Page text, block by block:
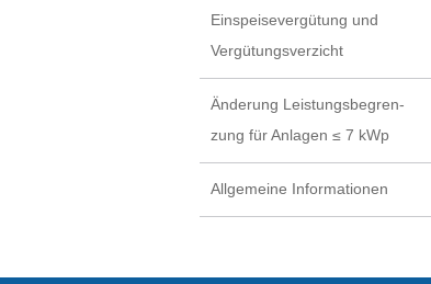
Einspeisevergütung und
Vergütungsverzicht
Änderung Leistungsbegren-
zung für Anlagen ≤ 7 kWp
Allgemeine Informationen